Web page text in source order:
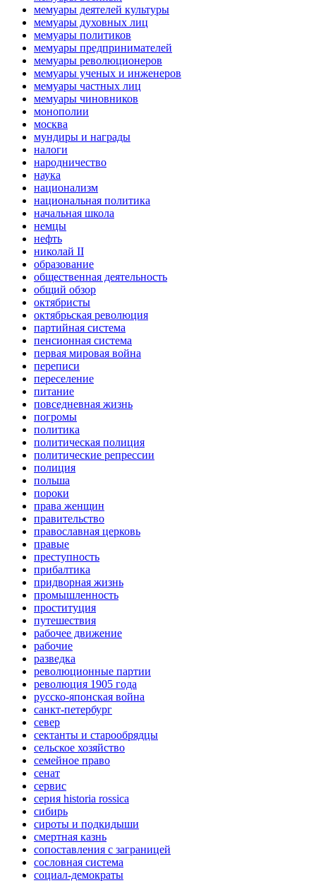
мемуары деятелей культуры
мемуары духовных лиц
мемуары политиков
мемуары предпринимателей
мемуары революционеров
мемуары ученых и инженеров
мемуары частных лиц
мемуары чиновников
монополии
москва
мундиры и награды
налоги
народничество
наука
национализм
национальная политика
начальная школа
немцы
нефть
николай II
образование
общественная деятельность
общий обзор
октябристы
октябрьская революция
партийная система
пенсионная система
первая мировая война
переписи
переселение
питание
повседневная жизнь
погромы
политика
политическая полиция
политические репрессии
полиция
польша
пороки
права женщин
правительство
православная церковь
правые
преступность
прибалтика
придворная жизнь
промышленность
проституция
путешествия
рабочее движение
рабочие
разведка
революционные партии
революция 1905 года
русско-японская война
санкт-петербург
север
сектанты и старообрядцы
сельское хозяйство
семейное право
сенат
сервис
серия historia rossica
сибирь
сироты и подкидыши
смертная казнь
сопоставления с заграницей
сословная система
социал-демократы